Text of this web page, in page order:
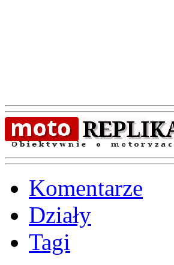
Komentarze
Działy
Tagi